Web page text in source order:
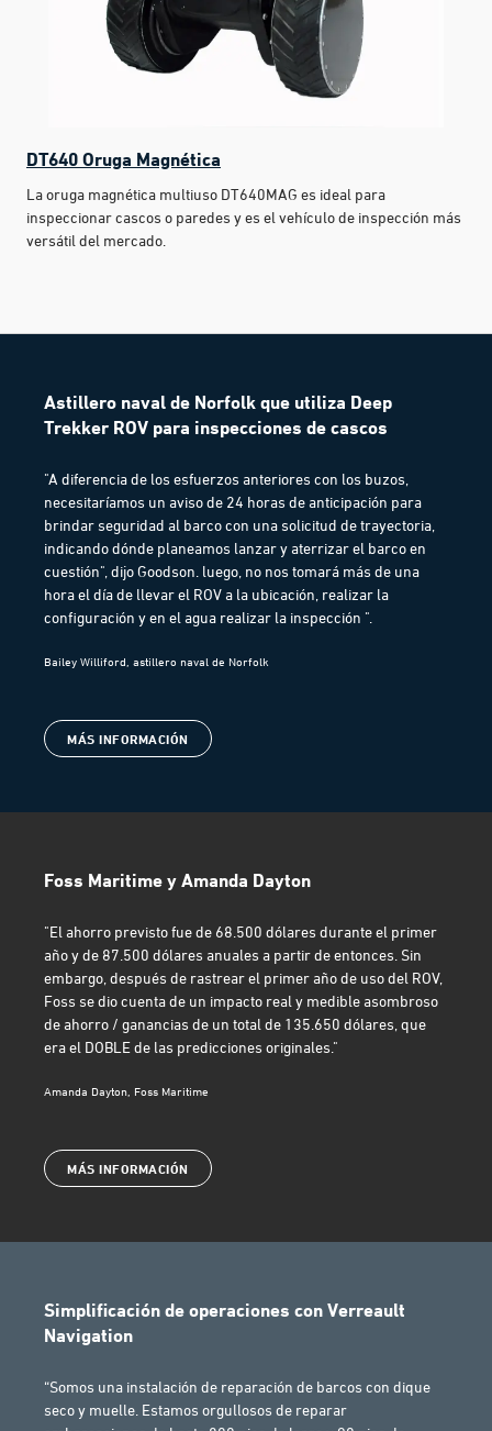
DT640 Oruga Magnética
La oruga magnética multiuso DT640MAG es ideal para
inspeccionar cascos o paredes y es el vehículo de inspección más
versátil del mercado.
Astillero naval de Norfolk que utiliza Deep
Trekker ROV para inspecciones de cascos
"A diferencia de los esfuerzos anteriores con los buzos,
necesitaríamos un aviso de 24 horas de anticipación para
brindar seguridad al barco con una solicitud de trayectoria,
indicando dónde planeamos lanzar y aterrizar el barco en
cuestión", dijo Goodson. luego, no nos tomará más de una
hora el día de llevar el ROV a la ubicación, realizar la
configuración y en el agua realizar la inspección ".
Bailey Williford, astillero naval de Norfolk
MÁS INFORMACIÓN
Foss Maritime y Amanda Dayton
"El ahorro previsto fue de 68.500 dólares durante el primer
año y de 87.500 dólares anuales a partir de entonces. Sin
embargo, después de rastrear el primer año de uso del ROV,
Foss se dio cuenta de un impacto real y medible asombroso
de ahorro / ganancias de un total de 135.650 dólares, que
era el DOBLE de las predicciones originales."
Amanda Dayton, Foss Maritime
MÁS INFORMACIÓN
Simplificación de operaciones con Verreault
Navigation
“Somos una instalación de reparación de barcos con dique
seco y muelle. Estamos orgullosos de reparar